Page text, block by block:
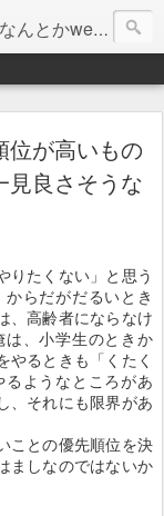
人生とはなにか」「人間とはなにか」「強迫神経症の原因と解決法」「うつ病の原因と寄り添う方法」「家族の問題」などについてです。
位が高いもの
見良さそうな
りたくない」と思う
らだがだるいとき
、高齢者にならなけ
、小学生のときか
やるときも「くたく
ようなところがあ
、それにも限界があ
ことの優先順位を決
ましなのではないか